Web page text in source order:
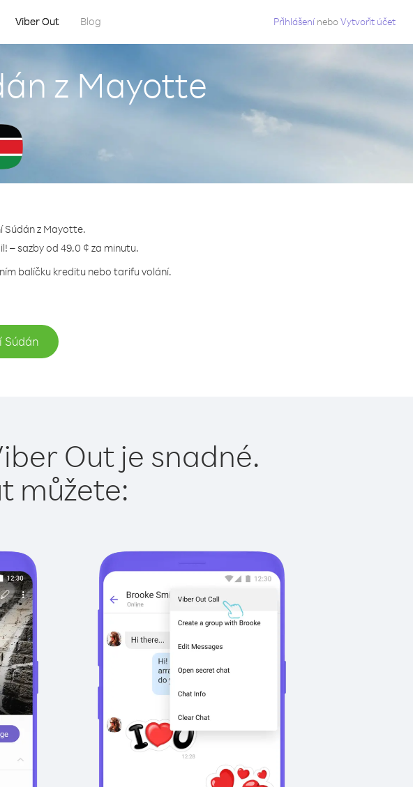
Viber Out Blog Přihlášení neboVytvořit účet
z Mayotte
Súdán z Mayotte.
– sazby od 49.0 ¢ za minutu.
balíčku kreditu nebo tarifu volání.
Súdán
Out je snadné.
můžete: